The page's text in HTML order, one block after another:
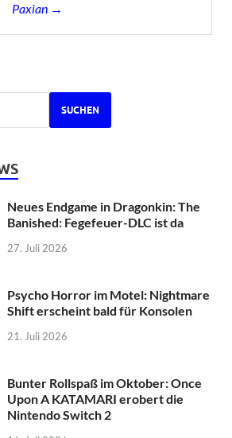
Paxian →
SUCHEN
Neues Endgame in Dragonkin: The
Banished: Fegefeuer-DLC ist da
27. Juli 2026
Psycho Horror im Motel: Nightmare
Shift erscheint bald für Konsolen
21. Juli 2026
Bunter Rollspaß im Oktober: Once
Upon A KATAMARI erobert die
Nintendo Switch 2